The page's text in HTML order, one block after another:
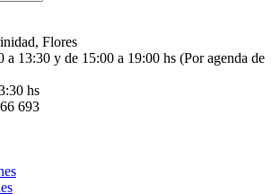
Flores
a 13:30 y de 15:00 a 19:00 hs (Por agenda de
hs
693